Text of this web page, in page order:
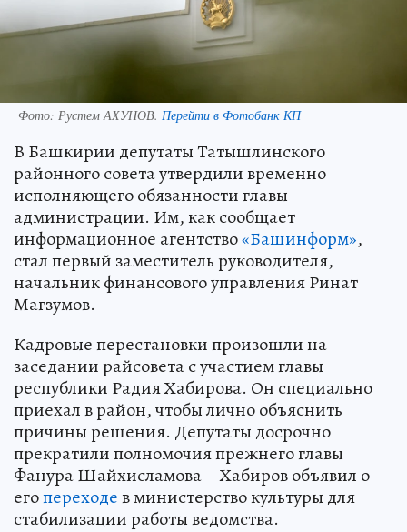
Фото: Рустем АХУНОВ. Перейти в Фотобанк КП
В Башкирии депутаты Татышлинского
районного совета утвердили временно
исполняющего обязанности главы
администрации. Им, как сообщает
информационное агентство«Башинформ»,
стал первый заместитель руководителя,
начальник финансового управления Ринат
Магзумов.
Кадровые перестановки произошли на
заседании райсовета с участием главы
республики Радия Хабирова. Он специально
приехал в район, чтобы лично объяснить
причины решения. Депутаты досрочно
прекратили полномочия прежнего главы
Фанура Шайхисламова – Хабиров объявил о
егопереходев министерство культуры для
стабилизации работы ведомства.